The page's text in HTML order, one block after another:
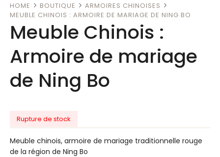
HOME BOUTIQUE
ARMOIRES CHINOISES
MEUBLE CHINOIS : ARMOIRE DE MARIAGE DE NING BO
Meuble Chinois :
Armoire de mariage
de Ning Bo
Rupture de stock
Meuble chinois, armoire de mariage traditionnelle rouge
de la région de Ning Bo